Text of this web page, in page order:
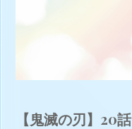
【鬼滅の刃】20話